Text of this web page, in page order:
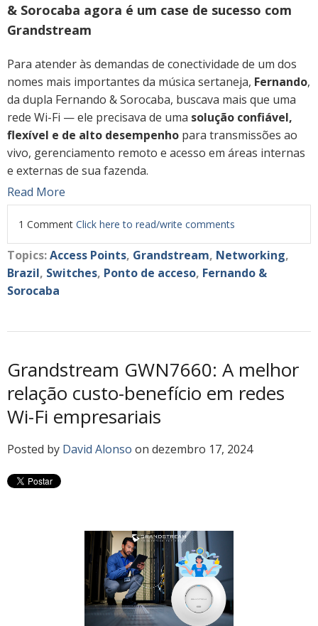
& Sorocaba agora é um case de sucesso com
Grandstream
Para atender às demandas de conectividade de um dos
nomes mais importantes da música sertaneja, Fernando,
da dupla Fernando & Sorocaba, buscava mais que uma
rede Wi-Fi — ele precisava de uma solução confiável,
flexível e de alto desempenho para transmissões ao
vivo, gerenciamento remoto e acesso em áreas internas
e externas de sua fazenda.
Read More
1 Comment Click here to read/write comments
Topics:Access Points, Grandstream, Networking,
Brazil, Switches, Ponto de acceso, Fernando &
Sorocaba
Grandstream GWN7660: A melhor
relação custo-benefício em redes
Wi-Fi empresariais
Posted by David Alonso on dezembro 17, 2024